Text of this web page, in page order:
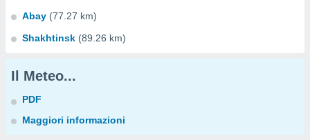
Abay (77.27 km)
Shakhtinsk (89.26 km)
Il Meteo...
PDF
Maggiori informazioni